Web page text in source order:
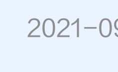
2021-